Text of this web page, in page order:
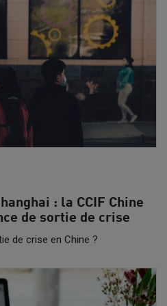
: la CCIF Chine
de sortie de crise
de crise en Chine ?